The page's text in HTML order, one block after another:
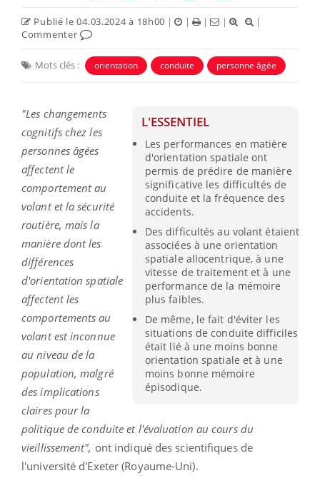
Publié le 04.03.2024 à 18h00 | | | |
|
Commenter
Mots clés : orientation conduite personne âgée
L'ESSENTIEL
Les performances en matière
d'orientation spatiale ont
permis de prédire de manière
significative les difficultés de
conduite et la fréquence des
accidents.
Des difficultés au volant étaient
associées à une orientation
spatiale allocentrique, à une
vitesse de traitement et à une
performance de la mémoire
plus faibles.
De même, le fait d'éviter les
situations de conduite difficiles
était lié à une moins bonne
orientation spatiale et à une
moins bonne mémoire
épisodique.
"Les changements
cognitifs chez les
personnes âgées
affectent le
comportement au
volant et la sécurité
routière, mais la
manière dont les
différences
d'orientation spatiale
affectent les
comportements au
volant est inconnue
au niveau de la
population, malgré
des implications
claires pour la
politique de conduite et l'évaluation au cours du
vieillissement", ont indiqué des scientifiques de
l'université d'Exeter (Royaume-Uni).